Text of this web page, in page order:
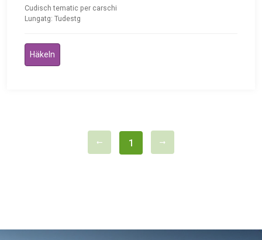
Cudisch tematic per carschi
Lungatg: Tudestg
Häkeln
1